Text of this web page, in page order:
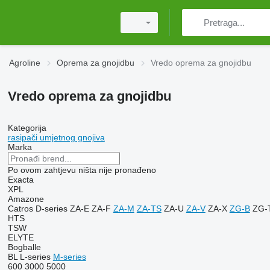
Agroline Oprema za gnojidbu Vredo oprema za gnojidbu
Vredo oprema za gnojidbu
Kategorija
rasipači umjetnog gnojiva
Marka
Po ovom zahtjevu ništa nije pronađeno
Exacta
XPL
Amazone
Catros D-series ZA-E ZA-F ZA-M ZA-TS ZA-U ZA-V ZA-X ZG-B ZG-
HTS
TSW
ELYTE
Bogballe
BL L-series M-series
600 3000 5000